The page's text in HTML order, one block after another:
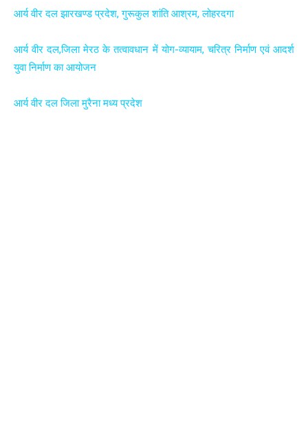
आर्य वीर दल झारखण्ड प्रदेश, गुरूकुल शांति आश्रम, लोहरदगा
आर्य वीर दल,जिला मेरठ के तत्वावधान में योग-व्यायाम, चरित्र निर्माण एवं आदर्श
युवा निर्माण का आयोजन
आर्य वीर दल जिला मुरैना मध्य प्रदेश